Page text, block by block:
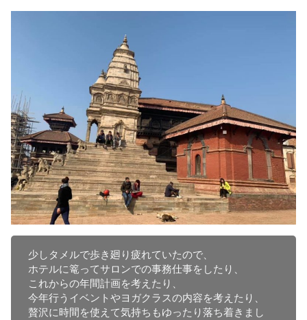
少しタメルで歩き廻り疲れていたので、
ホテルに篭ってサロンでの事務仕事をしたり、
これからの年間計画を考えたり、
今年行うイベントやヨガクラスの内容を考えたり、
贅沢に時間を使えて気持ちもゆったり落ち着きまし